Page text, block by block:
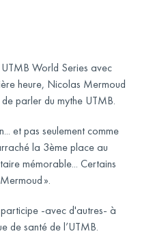
World Series avec
heure, Nicolas Mermoud
parler du mythe UTMB.
et pas seulement comme
la 3ème place au
mémorable... Certains
».
-avec d'autres- à
de santé de l’UTMB.